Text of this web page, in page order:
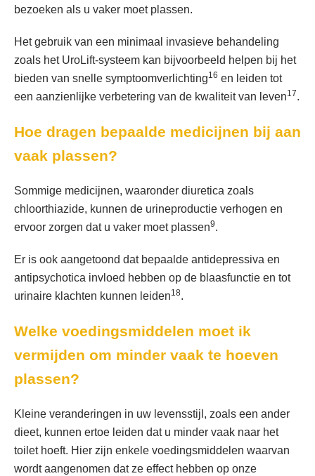
bezoeken als u vaker moet plassen.
Het gebruik van een minimaal invasieve behandeling
zoals het UroLift-systeem kan bijvoorbeeld helpen bij het
bieden van snelle symptoomverlichting16 en leiden tot
een aanzienlijke verbetering van de kwaliteit van leven17.
Hoe dragen bepaalde medicijnen bij aan
vaak plassen?
Sommige medicijnen, waaronder diuretica zoals
chloorthiazide, kunnen de urineproductie verhogen en
ervoor zorgen dat u vaker moet plassen9.
Er is ook aangetoond dat bepaalde antidepressiva en
antipsychotica invloed hebben op de blaasfunctie en tot
urinaire klachten kunnen leiden18.
Welke voedingsmiddelen moet ik
vermijden om minder vaak te hoeven
plassen?
Kleine veranderingen in uw levensstijl, zoals een ander
dieet, kunnen ertoe leiden dat u minder vaak naar het
toilet hoeft. Hier zijn enkele voedingsmiddelen waarvan
wordt aangenomen dat ze effect hebben op onze